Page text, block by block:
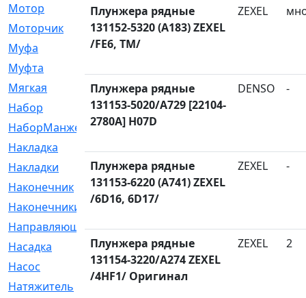
Мотор
[212]
Моторчик
[6]
Муфа
[1]
Муфта
Мягкая
[3]
Набор
[6]
НаборМанжетГТЦ
[33]
Накладка
[51]
Накладки
[1]
Наконечник
[743]
Наконечники
[119]
Направляющая
[43]
Насадка
[16]
Насос
[356]
Натяжитель
[125]
Плунжера рядные
131152-5320 (A183) ZEXEL
/FE6, TM/
ZEXEL
Плунжера рядные
131153-5020/A729 [22104-
2780A] H07D
DENSO -
Плунжера рядные
131153-6220 (A741) ZEXEL
/6D16, 6D17/
ZEXEL -
Плунжера рядные
131154-3220/A274 ZEXEL
/4HF1/ Оригинал
ZEXEL 2